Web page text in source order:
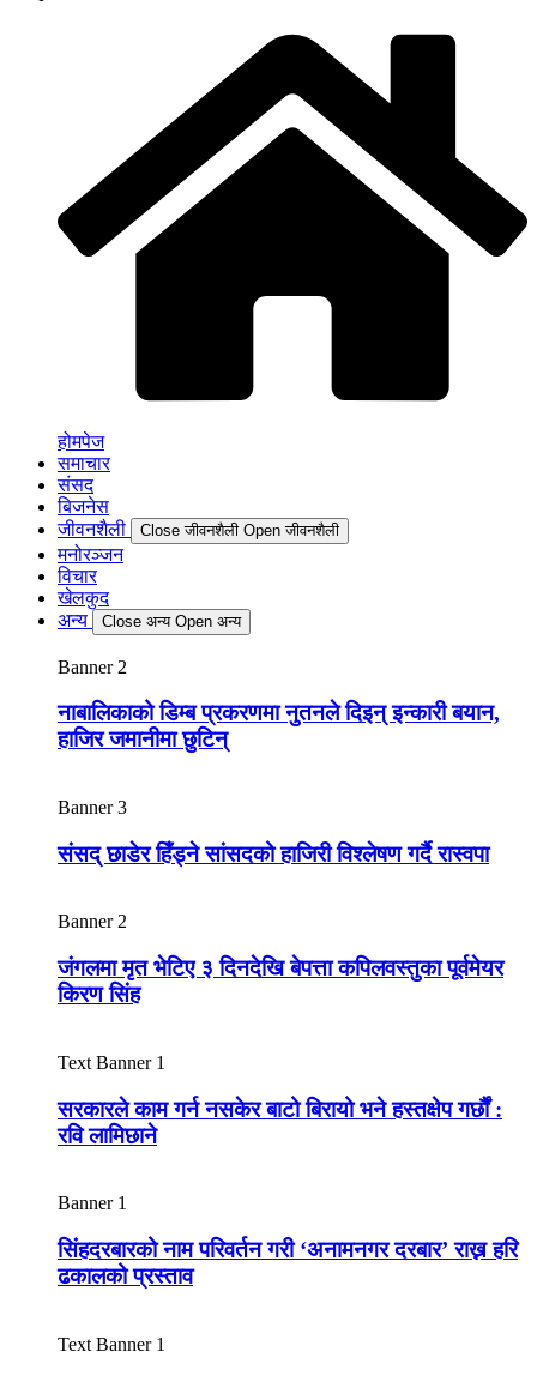
होमपेज
समाचार
संसद
बिजनेस
जीवनशैली
Close जीवनशैली Open जीवनशैली
मनोरञ्जन
विचार
खेलकुद
अन्य
Close अन्य Open अन्य
Banner 2
नाबालिकाको डिम्ब प्रकरणमा नुतनले दिइन् इन्कारी बयान,
हाजिर जमानीमा छुटिन्
Banner 3
संसद् छाडेर हिँड्ने सांसदको हाजिरी विश्लेषण गर्दै रास्वपा
Banner 2
जंगलमा मृत भेटिए ३ दिनदेखि बेपत्ता कपिलवस्तुका पूर्वमेयर
किरण सिंह
Text Banner 1
सरकारले काम गर्न नसकेर बाटो बिरायो भने हस्तक्षेप गर्छौं :
रवि लामिछाने
Banner 1
सिंहदरबारको नाम परिवर्तन गरी ‘अनामनगर दरबार’ राख्न हरि
ढकालको प्रस्ताव
Text Banner 1